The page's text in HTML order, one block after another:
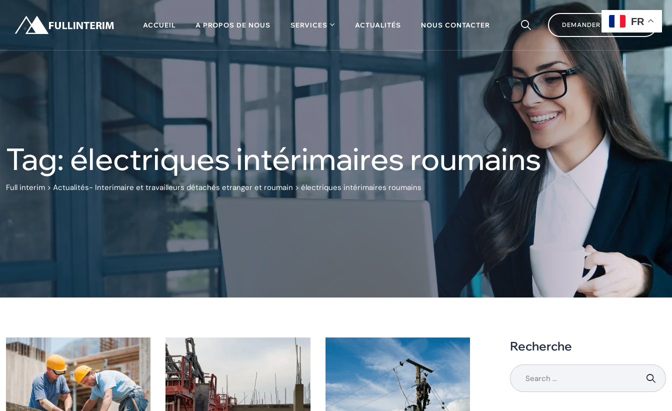
content
ACCUEIL A PROPOS DE NOUS SERVICES ACTUALITÉS NOUS CONTACTER DEMANDER UN DEVIS
Tag: électriques intérimaires roumains
Full interim > Actualités- Interimaire et travailleurs détachés etranger et roumain >électriques intérimaires roumains
Recherche
FR